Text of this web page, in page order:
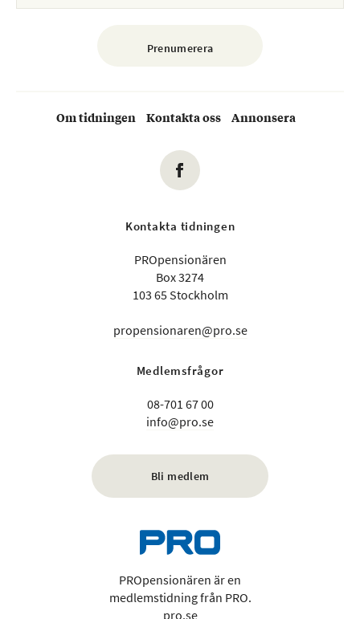
Om tidningen Kontakta oss Annonsera
Kontakta tidningen
PROpensionären
Box 3274
103 65 Stockholm
propensionaren@pro.se
Medlemsfrågor
08-701 67 00
info@pro.se
Bli medlem
PROpensionären är en
medlemstidning från PRO.
pro.se